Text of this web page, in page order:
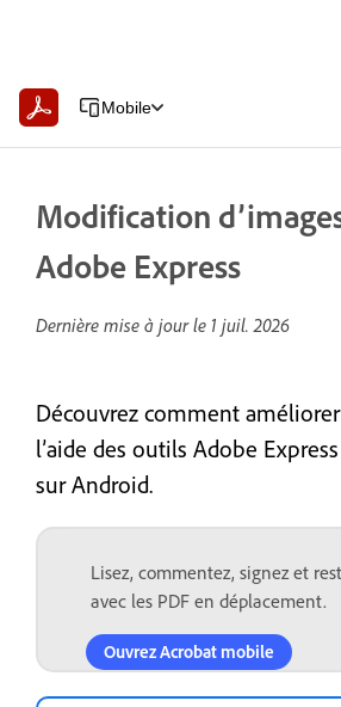
Mobile
Modification
Adobe Express
Dernière mise à jour le 1 juil. 2026
Découvrez comment
l’aide des outils Adobe
sur Android.
Lisez, commentez, signez et
avec les PDF en déplacement.
Ouvrez Acrobat mobile